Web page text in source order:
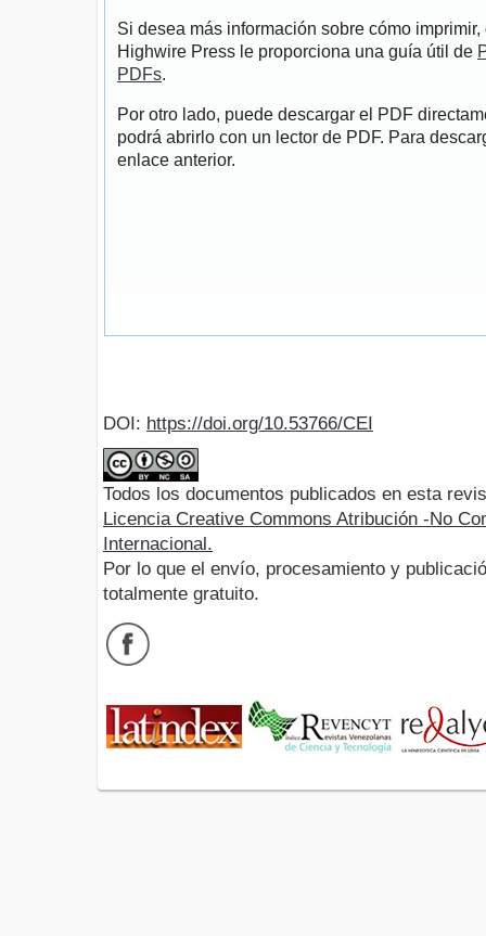
Si desea más información sobre cómo
Highwire Press le proporciona una guía útil de
PDFs.
Por otro lado, puede descargar el PDF
podrá abrirlo con un lector de PDF. Para
enlace anterior.
DOI: https://doi.org/10.53766/CEI
Todos los documentos publicados en esta
Licencia Creative Commons Atribución -No
Internacional.
Por lo que el envío, procesamiento y
totalmente gratuito.